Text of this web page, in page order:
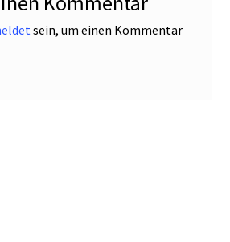
sein, um einen Kommentar